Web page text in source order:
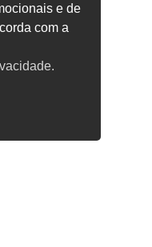
e de
com a